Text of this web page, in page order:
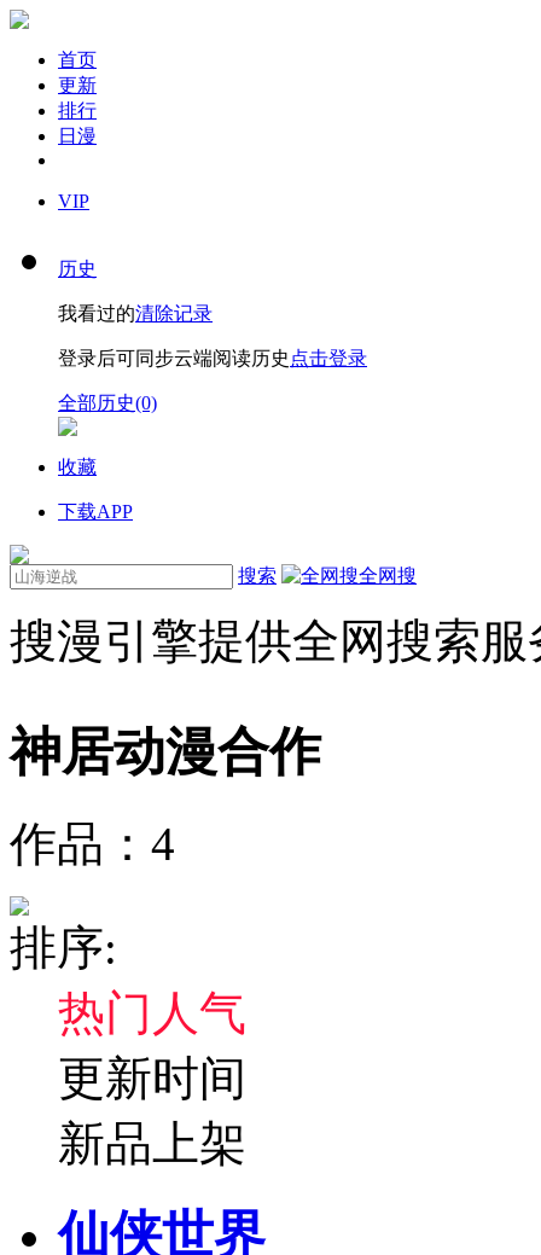
首页
更新
排行
日漫
VIP
历史
我看过的清除记录
登录后可同步云端阅读历史 点击登录
全部历史(0)
收藏
下载APP
搜索 全网搜
搜漫引擎提供全网搜索服
神居动漫合作
作品： 4
排序:
热门人气
更新时间
新品上架
仙侠世界